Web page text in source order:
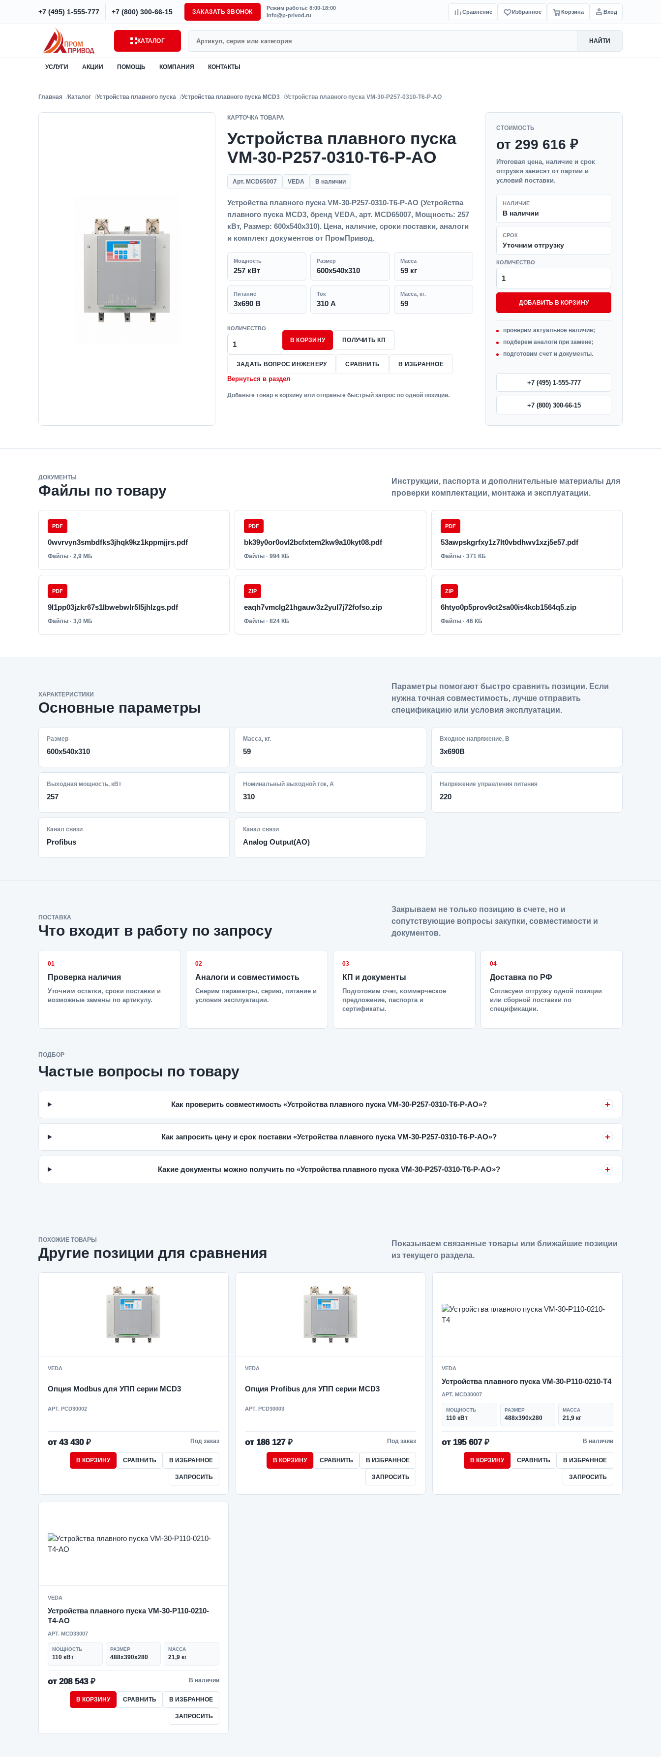
+7 (495) 1-555-777 +7 (800) 300-66-15 ЗАКАЗАТЬ ЗВОНОК
Режим работы: 8:00-18:00
info@p-privod.ru
Сравнение Избранное Корзина Вход
КАТАЛОГ НАЙТИ
УСЛУГИ АКЦИИ ПОМОЩЬ КОМПАНИЯ КОНТАКТЫ
Главная Каталог Устройства плавного пуска Устройства плавного пуска MCD3 Устройства плавного пуска VM-30-P257-0310-T6-P-AO
КАРТОЧКА ТОВАРА
Устройства плавного пуска
VM-30-P257-0310-T6-P-AO
Арт. MCD65007 VEDA В наличии
Устройства плавного пуска VM-30-P257-0310-T6-P-AO (Устройства
плавного пуска MCD3, бренд VEDA, арт. MCD65007, Мощность: 257
кВт, Размер: 600х540х310). Цена, наличие, сроки поставки, аналоги
и комплект документов от ПромПривод.
Мощность
257 кВт
Размер
600х540х310
Масса
59 кг
Питание
3x690 В
Ток
310 А
Масса, кг.
59
КОЛИЧЕСТВО
В КОРЗИНУ ПОЛУЧИТЬ КП
ЗАДАТЬ ВОПРОС ИНЖЕНЕРУ СРАВНИТЬ В ИЗБРАННОЕ
Вернуться в раздел
Добавьте товар в корзину или отправьте быстрый запрос по одной позиции.
СТОИМОСТЬ
от 299 616 ₽
Итоговая цена, наличие и срок
отгрузки зависят от партии и
условий поставки.
НАЛИЧИЕ
В наличии
СРОК
Уточним отгрузку
КОЛИЧЕСТВО
ДОБАВИТЬ В КОРЗИНУ
проверим актуальное наличие;
подберем аналоги при замене;
подготовим счет и документы.
+7 (495) 1-555-777
+7 (800) 300-66-15
ДОКУМЕНТЫ
Файлы по товару
Инструкции, паспорта и дополнительные материалы для
проверки комплектации, монтажа и эксплуатации.
PDF
0wvrvyn3smbdfks3jhqk9kz1kppmjjrs.pdf
Файлы · 2,9 МБ
PDF
bk39y0or0ovl2bcfxtem2kw9a10kyt08.pdf
Файлы · 994 КБ
PDF
53awpskgrfxy1z7lt0vbdhwv1xzj5e57.pdf
Файлы · 371 КБ
PDF
9l1pp03jzkr67s1lbwebwlr5l5jhlzgs.pdf
Файлы · 3,0 МБ
ZIP
eaqh7vmclg21hgauw3z2yul7j72fofso.zip
Файлы · 824 КБ
ZIP
6htyo0p5prov9ct2sa00is4kcb1564q5.zip
Файлы · 46 КБ
ХАРАКТЕРИСТИКИ
Основные параметры
Параметры помогают быстро сравнить позиции. Если
нужна точная совместимость, лучше отправить
спецификацию или условия эксплуатации.
Размер
600х540х310
Масса, кг.
59
Входное напряжение, В
3x690В
Выходная мощность, кВт
257
Номинальный выходной ток, А
310
Напряжение управления питания
220
Канал связи
Profibus
Канал связи
Analog Output(AO)
ПОСТАВКА
Что входит в работу по запросу
Закрываем не только позицию в счете, но и
сопутствующие вопросы закупки, совместимости и
документов.
01
Проверка наличия
Уточним остатки, сроки поставки и
возможные замены по артикулу.
02
Аналоги и совместимость
Сверим параметры, серию, питание и
условия эксплуатации.
03
КП и документы
Подготовим счет, коммерческое
предложение, паспорта и
сертификаты.
04
Доставка по РФ
Согласуем отгрузку одной позиции
или сборной поставки по
спецификации.
ПОДБОР
Частые вопросы по товару
Как проверить совместимость «Устройства плавного пуска VM-30-P257-0310-T6-P-AO»?
Как запросить цену и срок поставки «Устройства плавного пуска VM-30-P257-0310-T6-P-AO»?
Какие документы можно получить по «Устройства плавного пуска VM-30-P257-0310-T6-P-AO»?
ПОХОЖИЕ ТОВАРЫ
Другие позиции для сравнения
Показываем связанные товары или ближайшие позиции
из текущего раздела.
VEDA
Опция Modbus для УПП серии MCD3
АРТ. PCD30002
от 43 430 ₽ Под заказ
В КОРЗИНУ СРАВНИТЬ В ИЗБРАННОЕ
ЗАПРОСИТЬ
VEDA
Опция Profibus для УПП серии MCD3
АРТ. PCD30003
от 186 127 ₽ Под заказ
В КОРЗИНУ СРАВНИТЬ В ИЗБРАННОЕ
ЗАПРОСИТЬ
VEDA
Устройства плавного пуска VM-30-P110-0210-T4
АРТ. MCD30007
МОЩНОСТЬ
110 кВт
РАЗМЕР
488х390х280
МАССА
21,9 кг
от 195 607 ₽ В наличии
В КОРЗИНУ СРАВНИТЬ В ИЗБРАННОЕ
ЗАПРОСИТЬ
VEDA
Устройства плавного пуска VM-30-P110-0210-
T4-AO
АРТ. MCD33007
МОЩНОСТЬ
110 кВт
РАЗМЕР
488х390х280
МАССА
21,9 кг
от 208 543 ₽ В наличии
В КОРЗИНУ СРАВНИТЬ В ИЗБРАННОЕ
ЗАПРОСИТЬ